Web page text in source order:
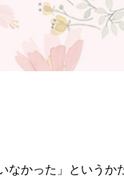
なかった」というか